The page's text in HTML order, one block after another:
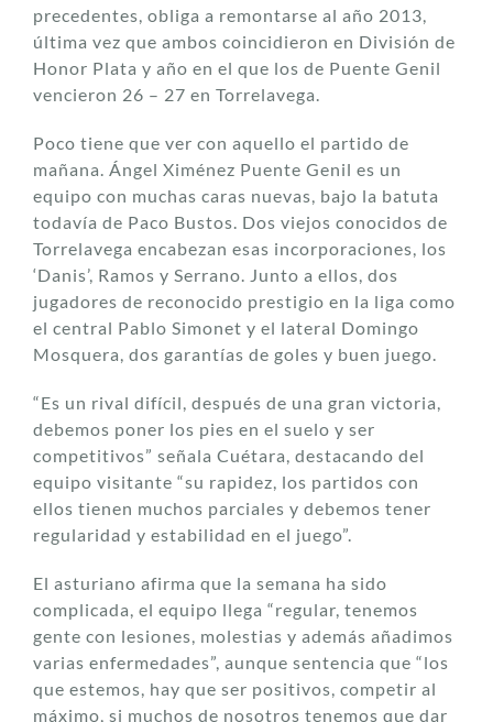
precedentes, obliga a remontarse al año 2013,
última vez que ambos coincidieron en División de
Honor Plata y año en el que los de Puente Genil
vencieron 26 – 27 en Torrelavega.
Poco tiene que ver con aquello el partido de
mañana. Ángel Ximénez Puente Genil es un
equipo con muchas caras nuevas, bajo la batuta
todavía de Paco Bustos. Dos viejos conocidos de
Torrelavega encabezan esas incorporaciones, los
‘Danis’, Ramos y Serrano. Junto a ellos, dos
jugadores de reconocido prestigio en la liga como
el central Pablo Simonet y el lateral Domingo
Mosquera, dos garantías de goles y buen juego.
“Es un rival difícil, después de una gran victoria,
debemos poner los pies en el suelo y ser
competitivos” señala Cuétara, destacando del
equipo visitante “su rapidez, los partidos con
ellos tienen muchos parciales y debemos tener
regularidad y estabilidad en el juego”.
El asturiano afirma que la semana ha sido
complicada, el equipo llega “regular, tenemos
gente con lesiones, molestias y además añadimos
varias enfermedades”, aunque sentencia que “los
que estemos, hay que ser positivos, competir al
máximo, si muchos de nosotros tenemos que dar